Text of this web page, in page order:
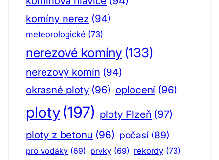
komíny nerez (94)
meteorologické (73)
nerezové komíny (133)
nerezový komín (94)
okrasné ploty (96) oplocení (96)
ploty(197) ploty Plzeň (97)
ploty z betonu (96) počasí (89)
pro vodáky (69) prvky (69) rekordy (73)